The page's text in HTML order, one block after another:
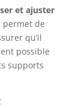
et ajuster
permet de
qu’il
possible
supports